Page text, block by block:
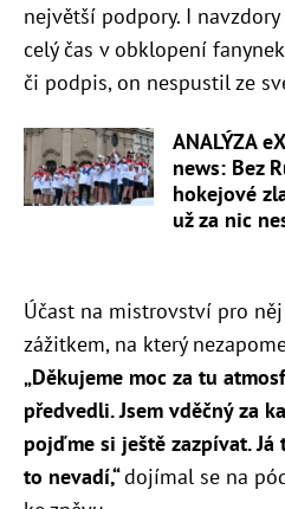
největší podpory. I
celý čas v obklopení
či podpis, on nespustil ze
ANALÝZA
news: Bez
hokejové
už za nic
Účast na mistrovství pro
zážitkem, na který
„Děkujeme moc za tu
předvedli. Jsem vděčný za
pojďme si ještě zazpívat.
to nevadí,“dojímal se na